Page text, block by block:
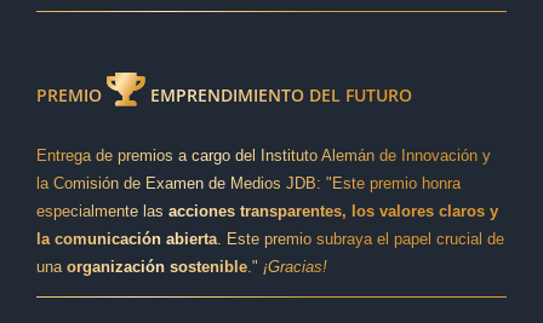
PREMIO EMPRENDIMIENTO DEL FUTURO
Entrega de premios a cargo del Instituto Alemán de Innovación y
la Comisión de Examen de Medios JDB: "Este premio honra
especialmente las acciones transparentes, los valores claros y
la comunicación abierta . Este premio subraya el papel crucial de
una organización sostenible ." ¡Gracias!